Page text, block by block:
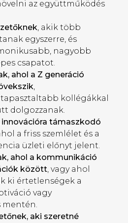
az együttműködés
, akik több
egyszerre, és
nagyobb
csapatot.
ahol a Z generáció
,
kollégákkal
dolgozzanak.
innovációra támaszkodó
a friss szemlélet és a
üzleti előnyt jelent.
ahol a kommunikáció
között, vagy ahol
ki értetlenségek a
vagy
mentén.
aki szeretné